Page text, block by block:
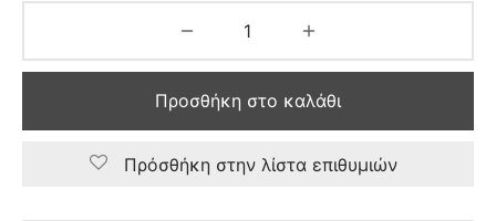
Προσθήκη στο καλάθι
Πρόσθήκη στην λίστα επιθυμιών